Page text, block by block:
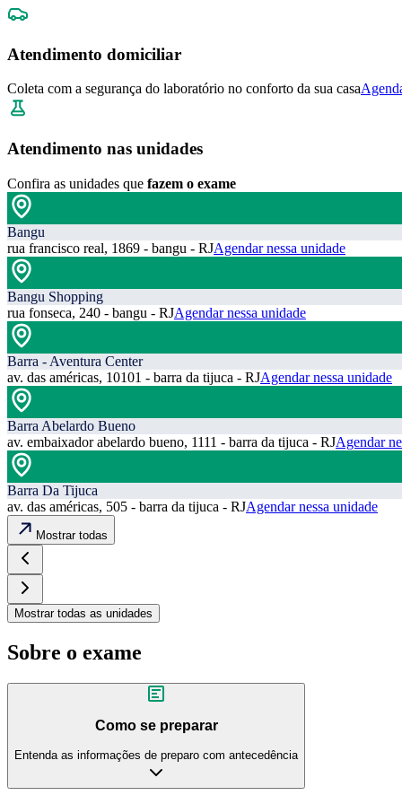
Atendimento domiciliar
Coleta com a segurança do laboratório no conforto da sua casa
Atendimento nas unidades
Confira as unidades que fazem o exame
Bangu
rua francisco real, 1869 - bangu - RJAgendar nessa unidade
Bangu Shopping
rua fonseca, 240 - bangu - RJAgendar nessa unidade
Barra - Aventura Center
av. das américas, 10101 - barra da tijuca - RJAgendar nessa unidade
Barra Abelardo Bueno
av. embaixador abelardo bueno, 1111 - barra da tijuca - RJAgendar
Barra Da Tijuca
av. das américas, 505 - barra da tijuca - RJAgendar nessa unidade
Mostrar todas
Mostrar todas as unidades
Sobre o exame
Como se preparar
Entenda as informações de preparo com antecedência